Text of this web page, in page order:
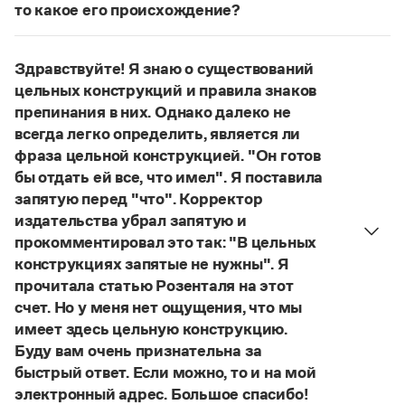
Словари русского языка как государственного
Справочники
Правила русской орфографии и пунктуации
Русский язык. Краткий теоретический курс
для школьников
Письмовник
Справочник по пунктуации
Словарь-справочник трудностей
Справочник по фразеологии
Азбучные истины
Словарь-справочник непростые слова
Все справочники портала
Журнал
Новости и события
Управление в русском языке
Правила русской орфографии и пунктуации
то какое его происхождение?
Нет, не существует и не существовало. Это
Страница ответа
Здравствуйте! Я знаю о существований
цельных конструкций и правила знаков
препинания в них. Однако далеко не
всегда легко определить, является ли
фраза цельной конструкцией. "Он готов
бы отдать ей все, что имел". Я поставила
запятую перед "что". Корректор
издательства убрал запятую и
прокомментировал это так: "В цельных
конструкциях запятые не нужны". Я
прочитала статью Розенталя на этот
счет. Но у меня нет ощущения, что мы
имеет здесь цельную конструкцию.
Буду вам очень признательна за
быстрый ответ. Если можно, то и на мой
электронный адрес. Большое спасибо!